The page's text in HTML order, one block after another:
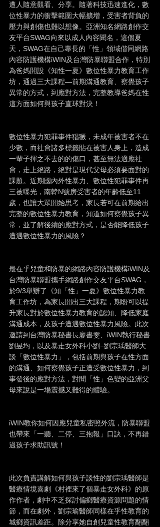
遭人隨意觀看、分享。隨著科技迅速進化，數
位性暴力的衝擊範圍大幅擴增，受害者背負的
壓力與創傷也難以想像。亞洲知名網路創作交
友平台SWAG向來以成人內容聞名，這個夏
天，SWAG在自己專長的「性」領域偕同網路
內容防護機構iWIN及台灣防暴聯盟合作，特別
為爸媽開設《知性一夏》數位性暴力教育工作
坊，通過三大課程—前期溝通教育、察覺孩子
異常的方式，到應對方法，完整教導爸媽在性
這方面如何與孩子直球對決！
數位性暴力犯罪事件猖獗，未成年被害者不在
少數，而社會諸多標籤貼在被害人身上，造成
一輩子揮之不去的的傷口，甚至無法適應社
會，走上絕路，絕對是現代父母必須要面對的
課題。近期國內外性暴力、數位性犯罪事件再
三被曝光，南韓N號房受害者的年齡低至11
歲，也讓大眾開始思考，家長若可在前期給出
完整的數位性暴力教育，知道如何察覺孩子異
常，並了解後續的應對方式，是否能降低孩子
遭遇數位性暴力的風險？
最在乎兒童和防暴的網路內容防護機構iWIN及
台灣防暴聯盟攜手網路創作交友平台SWAG，
於9/3舉辦了《知「性」一夏》數位性暴力教
育工作坊，為家長開出三大課程，期盼可以提
升家長對於數位性暴力教育的認知、降低家庭
溝通成本，及孩子遭遇數位性暴力風險。此次
邀請到台灣防暴秘書長廖書雯、iWIN執行秘書
劉昱均，以及暴走女外科小劉−劉宗瑀醫師大
談「數位性暴力」，包括前期與孩子在性方面
的溝通、如何察覺孩子正遭受數位性暴力，到
事發後的應對方法，對聞「性」色變的亞洲父
母來說是一場震撼又難得的體驗。
iWIN教你如何因應兒童私密照外流，防暴聯盟
也帶來「一聽、二停、三抱報」口訣，不再錯
過孩子求助訊號！
此次負責講解如何與孩子談性的劉宗瑀醫師是
醫療情境喜劇《村裡來了個暴走女外科》的原
作作者，劇中不乏探討偏鄉醫療資源問題的情
節，而在劇外，劉宗瑜醫師同樣在乎性教育的
城鄉資訊差距。除分享她自創兒童性教育翻翻